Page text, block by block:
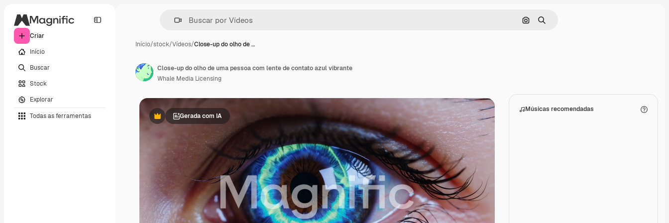
Criar
Início
Buscar
Stock
Explorar
Todas as ferramentas
Pesquisar por imagem
Buscar
Início/stock/Vídeos/Close-up do olho de …
PremiumGerada com IA
Músicas recomendadas
Close-up do olho de uma pessoa com lente de contato azul vibrante
Whale Media Licensing